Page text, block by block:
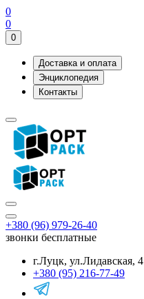
0
0
0
Доставка и оплата
Энциклопедия
Контакты
+380 (96) 979-26-40
звонки бесплатные
г.Луцк, ул.Лидавская, 4
+380 (95) 216-77-49